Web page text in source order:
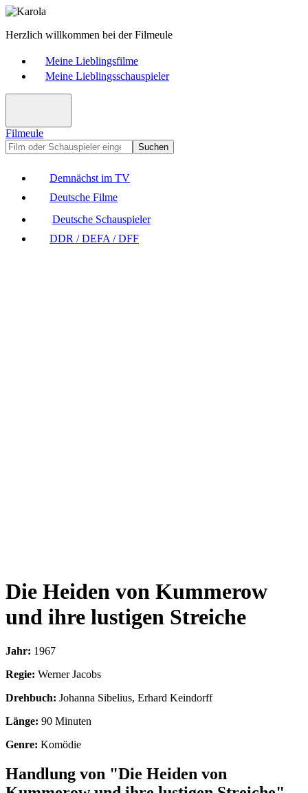
Herzlich willkommen bei der Filmeule
Meine Lieblingsfilme
Meine Lieblingsschauspieler
Filmeule
Suchen
Demnächst im TV
Deutsche Filme
Deutsche Schauspieler
DDR / DEFA / DFF
Die Heiden von Kummerow
und ihre lustigen Streiche
Jahr: 1967
Regie: Werner Jacobs
Drehbuch: Johanna Sibelius, Erhard Keindorff
Länge: 90 Minuten
Genre: Komödie
Handlung von "Die Heiden von